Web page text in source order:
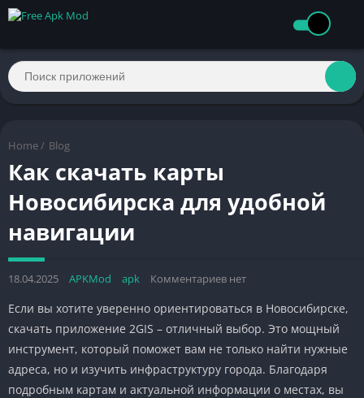
Home / Blog
Как скачать карты
Новосибирска для удобной
навигации
18.04.2025 APKMod apk Комментариев нет
Если вы хотите уверенно ориентироваться в Новосибирске,
скачать приложение 2GIS – отличный выбор. Это мощный
инструмент, который поможет вам не только найти нужные
адреса, но и изучить инфраструктуру города. Благодаря
подробным картам и актуальной информации о местах, вы